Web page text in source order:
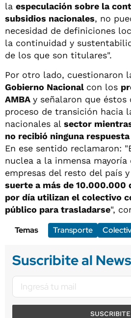
la especulación sobre la
subsidios nacionales, no
necesidad de definiciones
la continuidad y
de los que son titulares".
Por otro lado, cuestionaron
Gobierno Nacional con los
AMBA y señalaron que éstos
proceso de transición hacia
nacionales al sector
no recibió ninguna
En ese sentido reclamaron:
nuclea a la inmensa mayoría
empresas del resto del país
suerte a más de 10.000.000
por día utilizan el colectivo
público para trasladarse",
Temas
Transporte
Suscribite al
SUSCRIBITE